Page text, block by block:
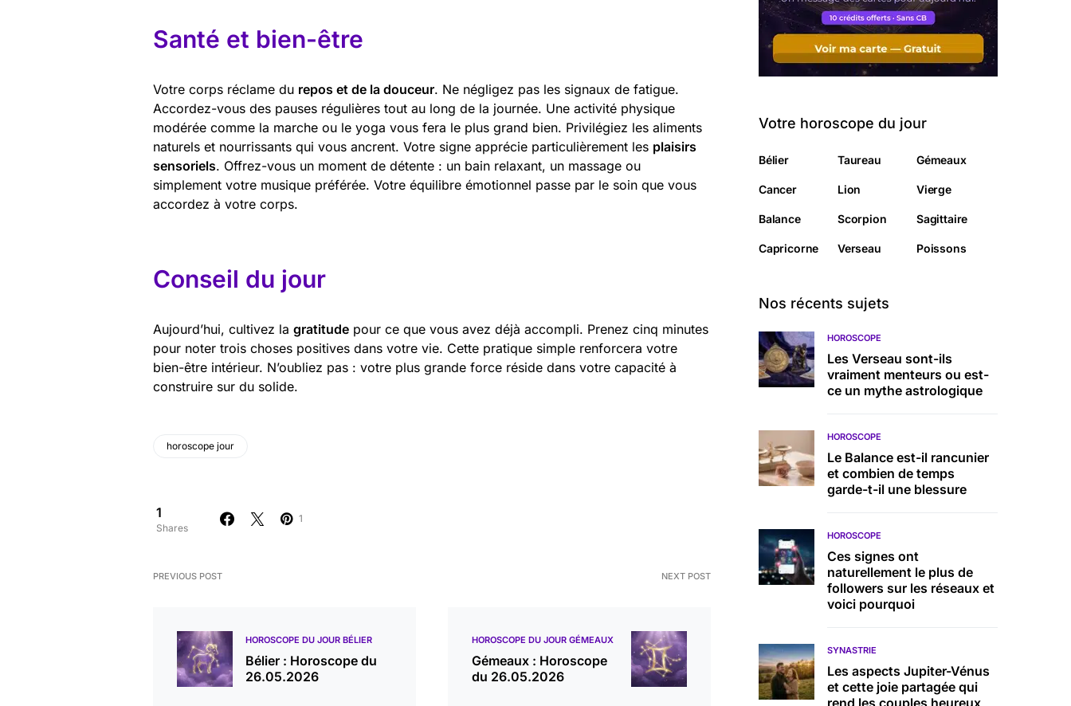
Santé et bien-être
Votre corps réclame du repos et de la douceur. Ne négligez pas les signaux de fatigue.
Accordez-vous des pauses régulières tout au long de la journée. Une activité physique
modérée comme la marche ou le yoga vous fera le plus grand bien. Privilégiez les aliments
naturels et nourrissants qui vous ancrent. Votre signe apprécie particulièrement les plaisirs
sensoriels. Offrez-vous un moment de détente : un bain relaxant, un massage ou
simplement votre musique préférée. Votre équilibre émotionnel passe par le soin que vous
accordez à votre corps.
Conseil du jour
Aujourd’hui, cultivez la gratitude pour ce que vous avez déjà accompli. Prenez cinq minutes
pour noter trois choses positives dans votre vie. Cette pratique simple renforcera votre
bien-être intérieur. N’oubliez pas : votre plus grande force réside dans votre capacité à
construire sur du solide.
horoscope jour
1
Shares
1
PREVIOUS POST
HOROSCOPE DU JOUR BÉLIER
Bélier : Horoscope du
26.05.2026
NEXT POST
HOROSCOPE DU JOUR GÉMEAUX
Gémeaux : Horoscope
du 26.05.2026
Votre horoscope du jour
Bélier Taureau Gémeaux
Cancer Lion Vierge
Balance Scorpion Sagittaire
Capricorne Verseau Poissons
Nos récents sujets
HOROSCOPE
Les Verseau sont-ils
vraiment menteurs ou est-
ce un mythe astrologique
HOROSCOPE
Le Balance est-il rancunier
et combien de temps
garde-t-il une blessure
HOROSCOPE
Ces signes ont
naturellement le plus de
followers sur les réseaux et
voici pourquoi
SYNASTRIE
Les aspects Jupiter-Vénus
et cette joie partagée qui
rend les couples heureux